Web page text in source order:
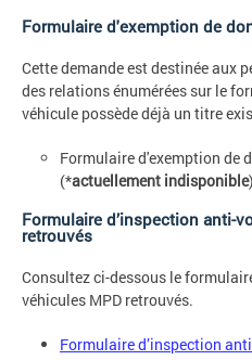
Formulaire d'exemption de
Cette demande est destinée aux
des relations énumérées sur le
véhicule possède déjà un titre
Formulaire d'exemption de
(*actuellement indisponible)
Formulaire d’inspection anti-
retrouvés
Consultez ci-dessous le
véhicules MPD retrouvés.
Formulaire d’inspection